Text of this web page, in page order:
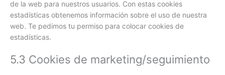
de la web para nuestros usuarios. Con estas cookies
estadísticas obtenemos información sobre el uso de nuestra
web. Te pedimos tu permiso para colocar cookies de
estadísticas.
5.3 Cookies de marketing/seguimiento